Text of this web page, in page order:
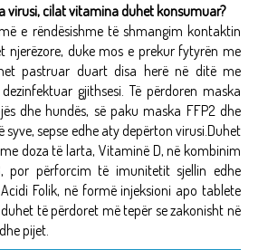
virusi, cilat vitamina duhet konsumuar?
e rëndësishme të shmangim kontaktin
njerëzore, duke mos e prekur fytyrën me
pastruar duart disa herë në ditë me
gjithsesi. Të përdoren maska
dhe hundës, së paku maska FFP2 dhe
syve, sepse edhe aty depërton virusi.Duhet
doza të larta, Vitaminë D, në kombinim
por përforcim të imunitetit sjellin edhe
Folik, në formë injeksioni apo tablete
të përdoret më tepër se zakonisht në
pijet.